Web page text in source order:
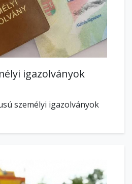
igazolványok
személyi igazolványok